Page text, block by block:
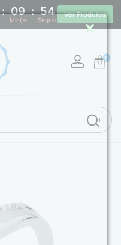
: 09 : 54
Min(s) Seg(s)
Ver Produtos
0